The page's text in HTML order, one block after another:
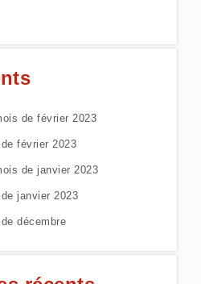
de février 2023
février 2023
de janvier 2023
janvier 2023
décembre